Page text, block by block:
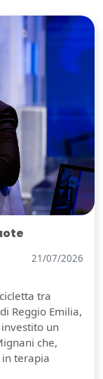
21/07/2026
tra
Reggio Emilia,
un
che,
terapia